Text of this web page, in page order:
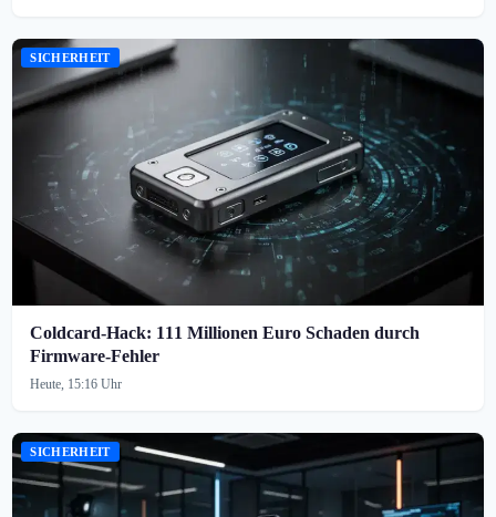
SICHERHEIT
Coldcard-Hack: 111 Millionen Euro Schaden durch
Firmware-Fehler
Heute, 15:16 Uhr
SICHERHEIT